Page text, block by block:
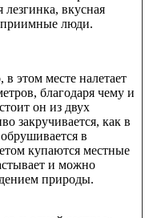
вкусная
люди.
этом месте налетает
благодаря чему и
он из двух
закручивается, как в
в
купаются местные
и можно
природы.